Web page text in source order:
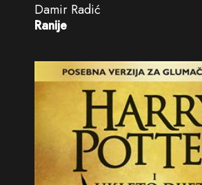
Damir Radić
Ranije